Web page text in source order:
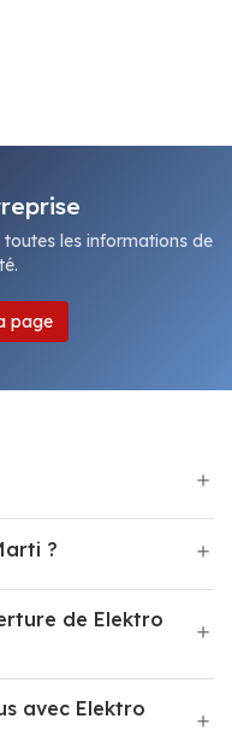
les informations de
page
?
de Elektro
avec Elektro